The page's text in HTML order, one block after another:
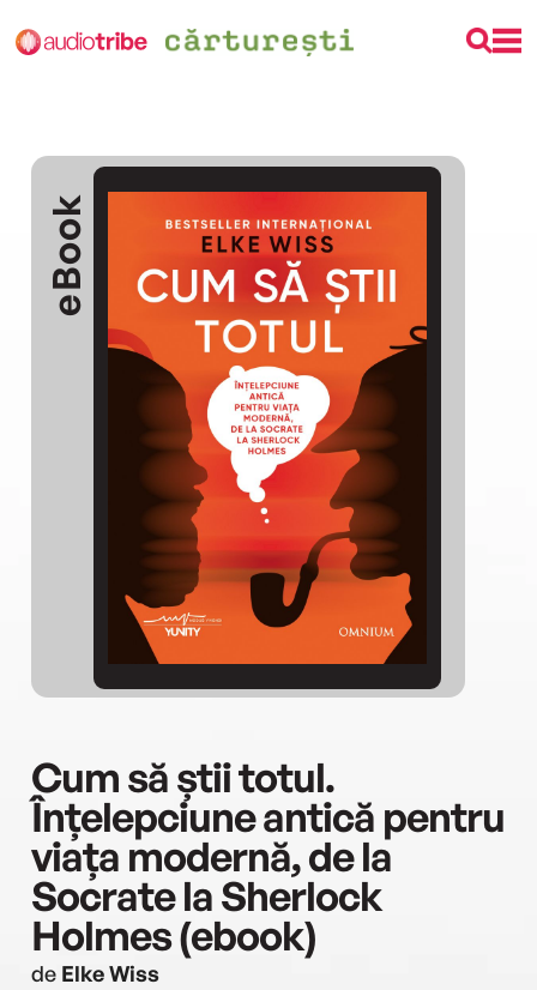
eBook
Cum să știi totul.
Înțelepciune antică pentru
viața modernă, de la
Socrate la Sherlock
Holmes (ebook)
de Elke Wiss